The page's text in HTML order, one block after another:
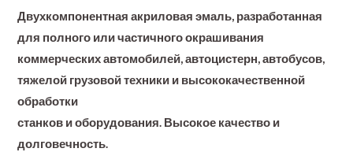
Двухкомпонентная акриловая эмаль, разработанная
для полного или частичного окрашивания
коммерческих автомобилей, автоцистерн, автобусов,
тяжелой грузовой техники и высококачественной
обработки
станков и оборудования. Высокое качество и
долговечность.